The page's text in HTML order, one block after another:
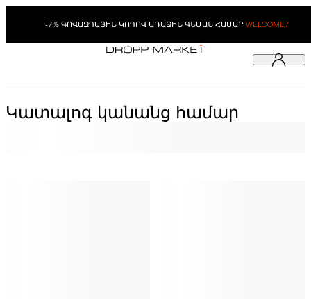
-7% ԳՈՎԱԶԴԱՅԻՆ ԿՈԴՈՎ ԱՌԱՋԻՆ ԳՆՄԱՆ ՀԱՄԱՐ WELCOME7
Կատալոգ կանանց համար